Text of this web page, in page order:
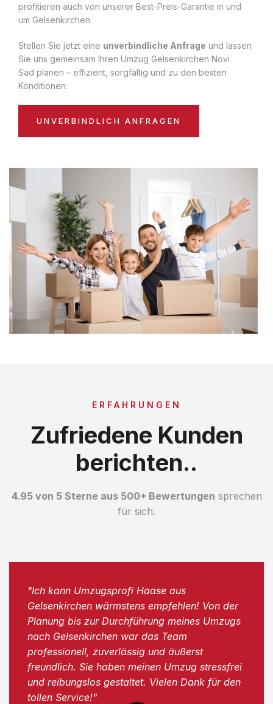
profitieren auch von unserer Best-Preis-Garantie in und
um Gelsenkirchen.
Stellen Sie jetzt eine unverbindliche Anfrage und lassen
Sie uns gemeinsam Ihren Umzug Gelsenkirchen Novi
Sad planen – effizient, sorgfältig und zu den besten
Konditionen:
UNVERBINDLICH ANFRAGEN
ERFAHRUNGEN
Zufriedene Kunden
berichten..
4.95 von 5 Sterne aus 500+ Bewertungen sprechen
für sich.
"Ich kann Umzugsprofi Haase aus
Gelsenkirchen wärmstens empfehlen! Von der
Planung bis zur Durchführung meines Umzugs
nach Gelsenkirchen war das Team
professionell, zuverlässig und äußerst
freundlich. Sie haben meinen Umzug stressfrei
und reibungslos gestaltet. Vielen Dank für den
tollen Service!"